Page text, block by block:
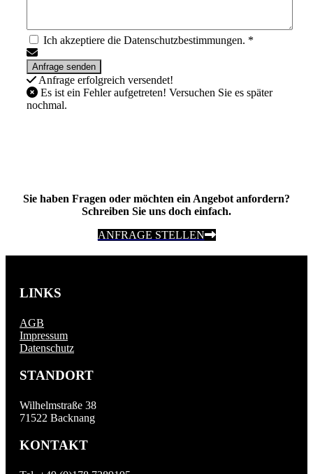
Ich akzeptiere die Datenschutzbestimmungen. *
Anfrage erfolgreich versendet!
Es ist ein Fehler aufgetreten! Versuchen Sie es später
nochmal.
Sie haben Fragen oder möchten ein Angebot anfordern?
Schreiben Sie uns doch einfach.
ANFRAGE STELLEN
LINKS
AGB
Impressum
Datenschutz
STANDORT
Wilhelmstraße 38
71522 Backnang
KONTAKT